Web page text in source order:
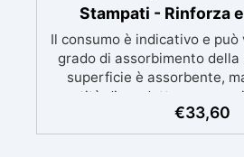
Stampati - Rinforza
Il consumo è indicativo e
grado di assorbimento
superficie è assorbente,
quantità di prodotto
ottimale, consigliamo di
quantità sufficiente per
€33,60